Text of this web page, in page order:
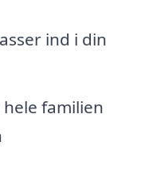
ind i din
familien